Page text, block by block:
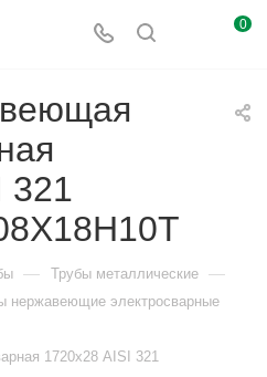
0
321
— Трубы металлические —
нержавеющие электросварные
1720х28 AISI 321